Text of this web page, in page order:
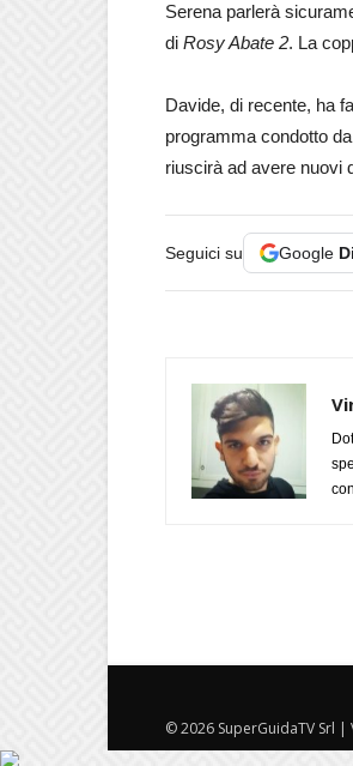
Serena parlerà
di Rosy Abate 2. La
Davide, di recente, ha
programma condotto
riuscirà ad avere nuovi
Seguici su Google
© 2026 SuperGuidaTV Srl |